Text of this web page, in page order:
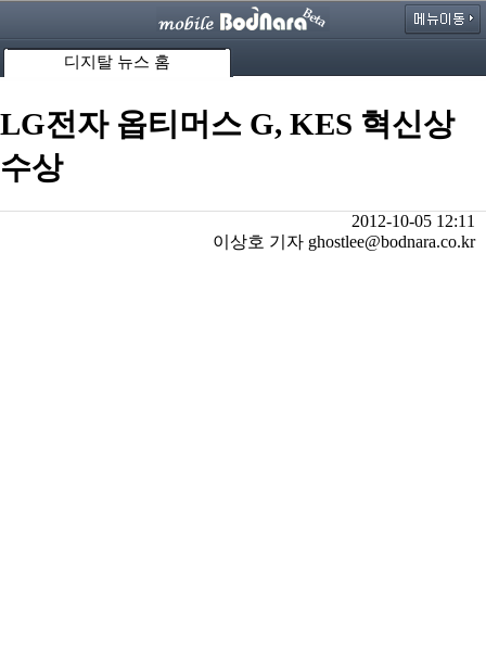
디지탈 뉴스 홈
LG전자 옵티머스 G, KES 혁신상
수상
2012-10-05 12:11
이상호 기자 ghostlee@bodnara.co.kr